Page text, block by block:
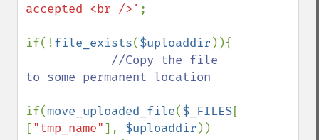
accepted <br />' ;
if(!file_exists($uploaddir )){
//Copy the file
to some permanent location
if(move_uploaded_file($_FILES[
["tmp_name"], $uploaddir ))